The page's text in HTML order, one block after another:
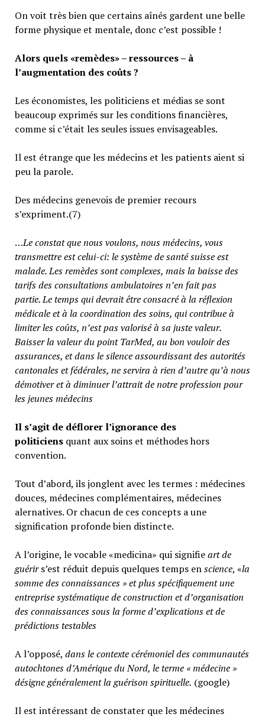
On voit très bien que certains aînés gardent une belle
forme physique et mentale, donc c’est possible !
Alors quels «remèdes» – ressources – à
l’augmentation des coûts ?
Les économistes, les politiciens et médias se sont
beaucoup exprimés sur les conditions financières,
comme si c’était les seules issues envisageables.
Il est étrange que les médecins et les patients aient si
peu la parole.
Des médecins genevois de premier recours
s’expriment.(7)
…Le constat que nous voulons, nous médecins, vous
transmettre est celui-ci: le système de santé suisse est
malade. Les remèdes sont complexes, mais la baisse des
tarifs des consultations ambulatoires n’en fait pas
partie.Le temps qui devrait être consacré à la réflexion
médicale et à la coordination des soins, qui contribue à
limiter les coûts, n’est pas valorisé à sa juste valeur.
Baisser la valeur du point TarMed, au bon vouloir des
assurances, et dans le silence assourdissant des autorités
cantonales et fédérales, ne servira à rien d’autre qu’à nous
démotiver et à diminuer l’attrait de notre profession pour
les jeunes médecins
Il s’agit de déflorer l’ignorance des
politiciensquant aux soins et méthodes hors
convention.
Tout d’abord, ils jonglent avec les termes : médecines
douces, médecines complémentaires, médecines
alernatives. Or chacun de ces concepts a une
signification profonde bien distincte.
A l’origine, le vocable «medicina» qui signifieart de
guérirs’est réduit depuis quelques temps enscience, «la
somme des connaissances » et plus spécifiquement une
entreprise systématique de construction et d’organisation
des connaissances sous la forme d’explications et de
prédictions testables
A l’opposé, dans le contexte cérémoniel des communautés
autochtones d’Amérique du Nord, le terme « médecine »
désigne généralementla guérison spirituelle. (google)
Il est intéressant de constater que les médecines